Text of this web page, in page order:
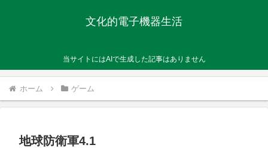
文化的電子機器生活
当サイトにはAIで生成した記事はありません
ホーム ゲーム
地球防衛軍4.1